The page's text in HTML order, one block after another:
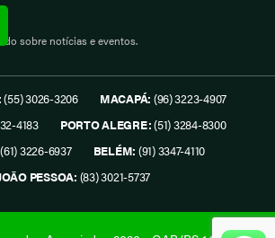
sobre notícias e eventos.
(55) 3026-3206 MACAPÁ: (96) 3223-4907
4183 PORTO ALEGRE:(51) 3284-8300
(61) 3226-6937 BELÉM: (91) 3347-4110
PESSOA: (83) 3021-5737